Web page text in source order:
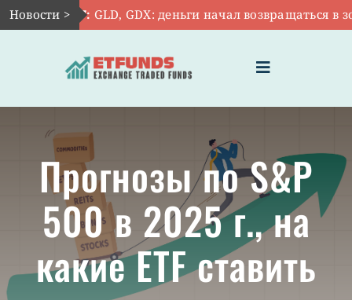
Skip
to
Новости >
Авг 7: GLD, GDX: деньги начал возвращаться в
Toggle
Navigation
ГЛАВНАЯ
ЧТО ТАКОЕ ETF
ИНВЕСТИЦИИ В ETF
ТЕМАТИЧЕСКИЕ ETF
Прогнозы по S&P
500 в 2025 г., на
какие ETF ставить